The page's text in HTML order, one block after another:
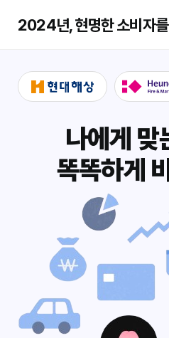
2024년, 현명한 소비자
나에게 맞
똑똑하게